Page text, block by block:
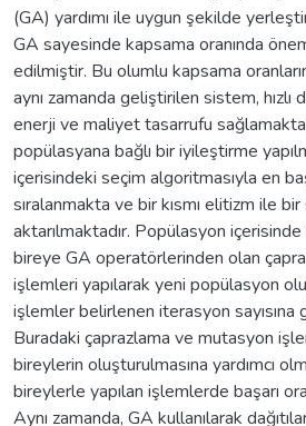
(GA) yardımı ile uygun şekilde
GA sayesinde kapsama oranında
edilmiştir. Bu olumlu kapsama
aynı zamanda geliştirilen sistem,
enerji ve maliyet tasarrufu
popülasyana bağlı bir iyileştirme
içerisindeki seçim algoritmasıyla en
sıralanmakta ve bir kısmı elitizm ile
aktarılmaktadır. Popülasyon
bireye GA operatörlerinden olan
işlemleri yapılarak yeni popülasyon
işlemler belirlenen iterasyon sayısına
Buradaki çaprazlama ve mutasyon
bireylerin oluşturulmasına yardımcı
bireylerle yapılan işlemlerde başarı
Aynı zamanda, GA kullanılarak